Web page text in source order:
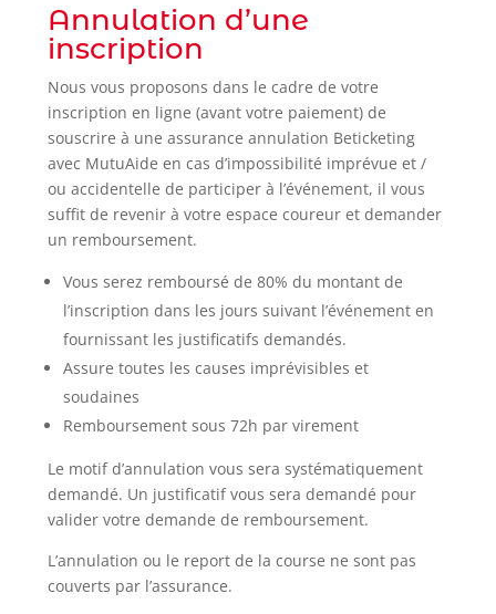
Annulation d’une
inscription
Nous vous proposons dans le cadre de votre
inscription en ligne (avant votre paiement) de
souscrire à une assurance annulation Beticketing
avec MutuAide en cas d’impossibilité imprévue et /
ou accidentelle de participer à l’événement, il vous
suffit de revenir à votre espace coureur et demander
un remboursement.
Vous serez remboursé de 80% du montant de
l’inscription dans les jours suivant l’événement en
fournissant les justificatifs demandés.
Assure toutes les causes imprévisibles et
soudaines
Remboursement sous 72h par virement
Le motif d’annulation vous sera systématiquement
demandé. Un justificatif vous sera demandé pour
valider votre demande de remboursement.
L’annulation ou le report de la course ne sont pas
couverts par l’assurance.